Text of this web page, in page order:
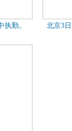
勤。
北京3